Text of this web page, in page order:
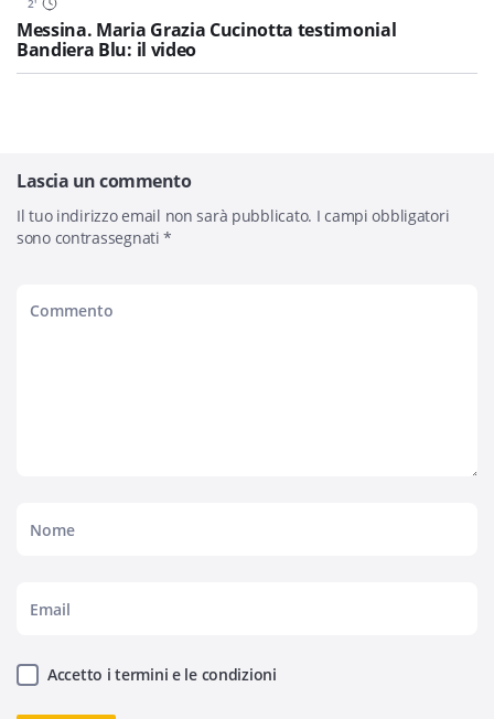
2'
Messina. Maria Grazia Cucinotta testimonial
Bandiera Blu: il video
Lascia un commento
Il tuo indirizzo email non sarà pubblicato. I campi obbligatori
sono contrassegnati*
Accetto i termini e le condizioni